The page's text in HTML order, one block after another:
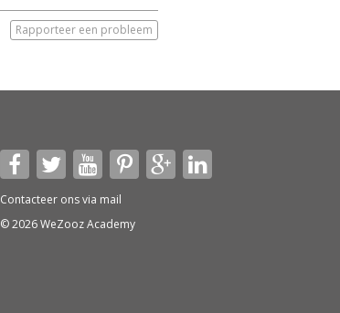
Rapporteer een probleem
Contacteer ons via mail
© 2026 WeZooz Academy